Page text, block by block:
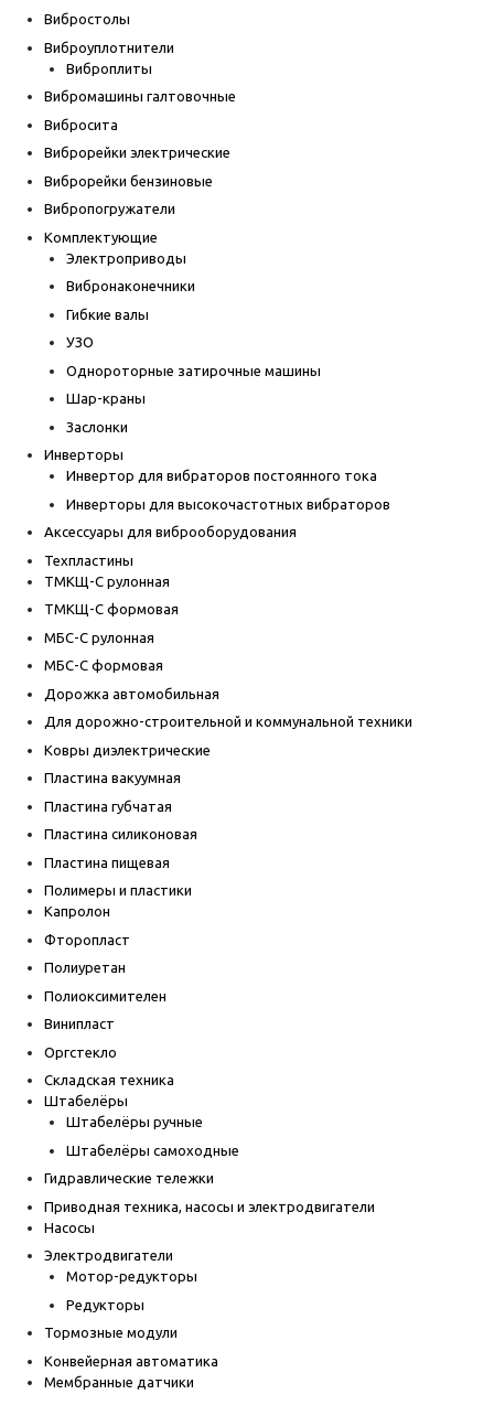
Вибростолы
Виброуплотнители
Виброплиты
Вибромашины галтовочные
Вибросита
Виброрейки электрические
Виброрейки бензиновые
Вибропогружатели
Комплектующие
Электроприводы
Вибронаконечники
Гибкие валы
УЗО
Однороторные затирочные машины
Шар-краны
Заслонки
Инверторы
Инвертор для вибраторов постоянного тока
Инверторы для высокочастотных вибраторов
Аксессуары для виброоборудования
Техпластины
ТМКЩ-С рулонная
ТМКЩ-С формовая
МБС-С рулонная
МБС-С формовая
Дорожка автомобильная
Для дорожно-строительной и коммунальной техники
Ковры диэлектрические
Пластина вакуумная
Пластина губчатая
Пластина силиконовая
Пластина пищевая
Полимеры и пластики
Капролон
Фторопласт
Полиуретан
Полиоксимителен
Винипласт
Оргстекло
Складская техника
Штабелёры
Штабелёры ручные
Штабелёры самоходные
Гидравлические тележки
Приводная техника, насосы и электродвигатели
Насосы
Электродвигатели
Мотор-редукторы
Редукторы
Тормозные модули
Конвейерная автоматика
Мембранные датчики